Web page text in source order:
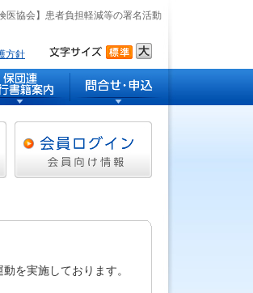
医協会】患者負担軽減等の署名活動
方針
を実施しております。